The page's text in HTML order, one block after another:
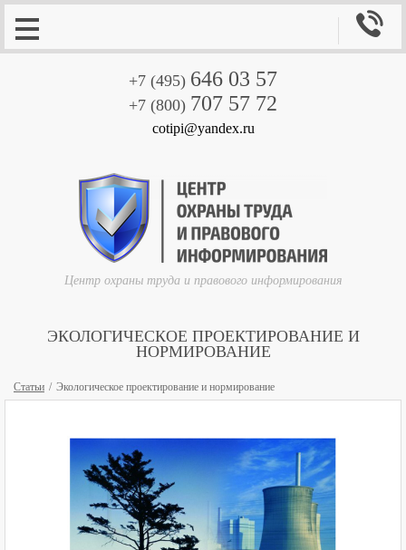
+7 (495) 646 03 57
+7 (800) 707 57 72
cotipi@yandex.ru
Центр охраны труда и правового информирования

ЭКОЛОГИЧЕСКОЕ ПРОЕКТИРОВАНИЕ И
НОРМИРОВАНИЕ
Статьи Экологическое проектирование и нормирование